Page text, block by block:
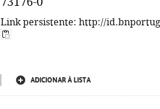
Link persistente: http://
ADICIONAR À LISTA